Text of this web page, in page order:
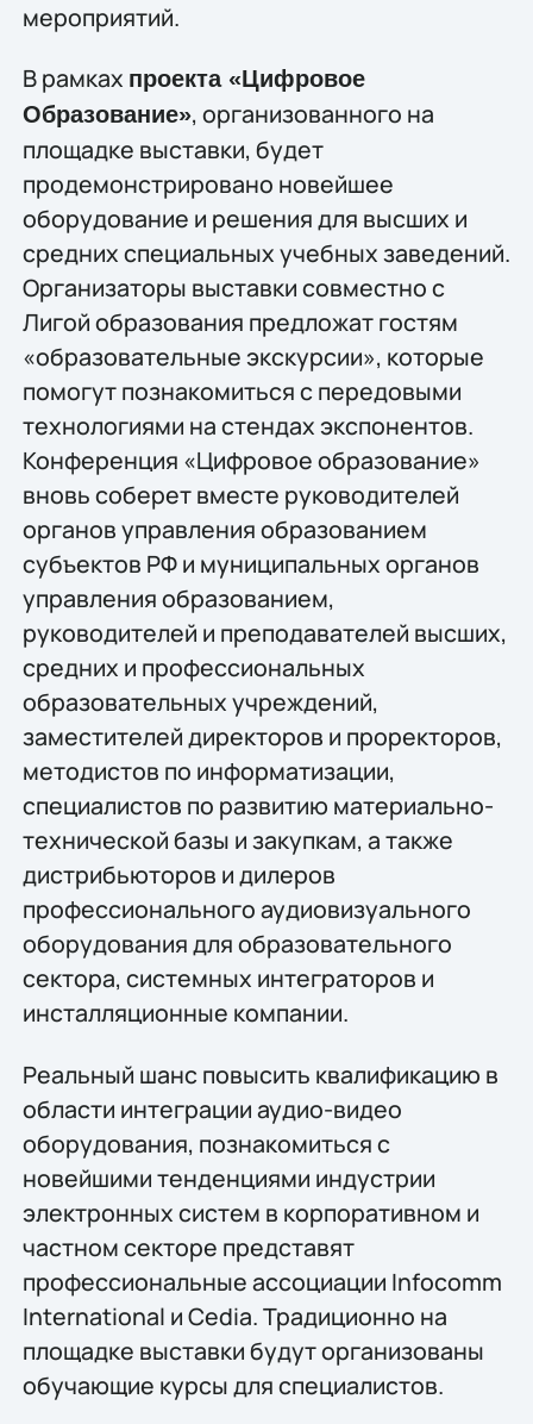
мероприятий.
В рамках проекта «Цифровое
Образование», организованного на
площадке выставки, будет
продемонстрировано новейшее
оборудование и решения для высших и
средних специальных учебных заведений.
Организаторы выставки совместно с
Лигой образования предложат гостям
«образовательные экскурсии», которые
помогут познакомиться с передовыми
технологиями на стендах экспонентов.
Конференция «Цифровое образование»
вновь соберет вместе руководителей
органов управления образованием
субъектов РФ и муниципальных органов
управления образованием,
руководителей и преподавателей высших,
средних и профессиональных
образовательных учреждений,
заместителей директоров и проректоров,
методистов по информатизации,
специалистов по развитию материально-
технической базы и закупкам, а также
дистрибьюторов и дилеров
профессионального аудиовизуального
оборудования для образовательного
сектора, системных интеграторов и
инсталляционные компании.
Реальный шанс повысить квалификацию в
области интеграции аудио-видео
оборудования, познакомиться с
новейшими тенденциями индустрии
электронных систем в корпоративном и
частном секторе представят
профессиональные ассоциации Infocomm
International и Cedia. Традиционно на
площадке выставки будут организованы
обучающие курсы для специалистов.